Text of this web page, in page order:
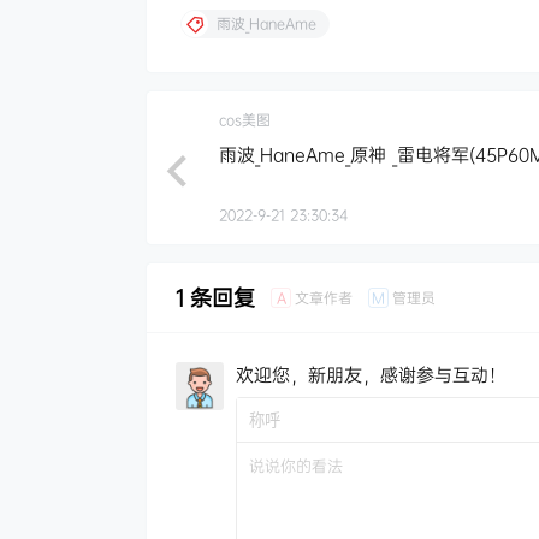
雨波_HaneAme
cos美图
雨波_HaneAme_原神 _雷电将军
2022-9-21 23:30:34
1 条回复 A 文章作者 M 管理员
欢迎您，新朋友，感谢参与互动！